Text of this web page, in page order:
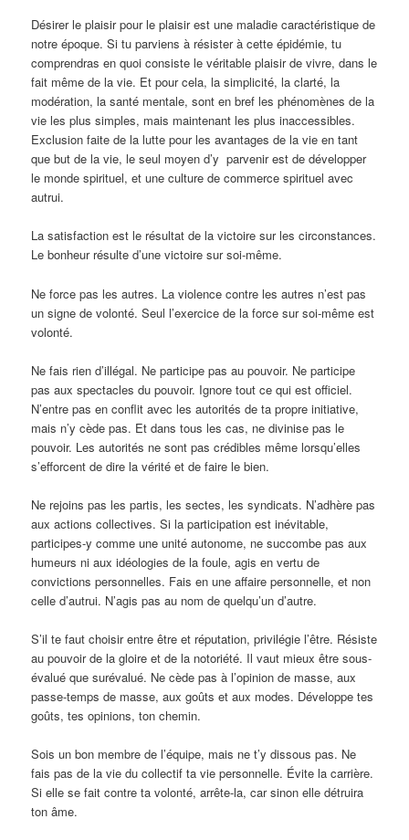
Désirer le plaisir pour le plaisir est une maladie caractéristique de
notre époque. Si tu parviens à résister à cette épidémie, tu
comprendras en quoi consiste le véritable plaisir de vivre, dans le
fait même de la vie. Et pour cela, la simplicité, la clarté, la
modération, la santé mentale, sont en bref les phénomènes de la
vie les plus simples, mais maintenant les plus inaccessibles.
Exclusion faite de la lutte pour les avantages de la vie en tant
que but de la vie, le seul moyen d’y parvenir est de développer
le monde spirituel, et une culture de commerce spirituel avec
autrui.
La satisfaction est le résultat de la victoire sur les circonstances.
Le bonheur résulte d’une victoire sur soi-même.
Ne force pas les autres. La violence contre les autres n’est pas
un signe de volonté. Seul l’exercice de la force sur soi-même est
volonté.
Ne fais rien d’illégal. Ne participe pas au pouvoir. Ne participe
pas aux spectacles du pouvoir. Ignore tout ce qui est officiel.
N’entre pas en conflit avec les autorités de ta propre initiative,
mais n’y cède pas. Et dans tous les cas, ne divinise pas le
pouvoir. Les autorités ne sont pas crédibles même lorsqu’elles
s’efforcent de dire la vérité et de faire le bien.
Ne rejoins pas les partis, les sectes, les syndicats. N’adhère pas
aux actions collectives. Si la participation est inévitable,
participes-y comme une unité autonome, ne succombe pas aux
humeurs ni aux idéologies de la foule, agis en vertu de
convictions personnelles. Fais en une affaire personnelle, et non
celle d’autrui. N’agis pas au nom de quelqu’un d’autre.
S’il te faut choisir entre être et réputation, privilégie l’être. Résiste
au pouvoir de la gloire et de la notoriété. Il vaut mieux être sous-
évalué que surévalué. Ne cède pas à l’opinion de masse, aux
passe-temps de masse, aux goûts et aux modes. Développe tes
goûts, tes opinions, ton chemin.
Sois un bon membre de l’équipe, mais ne t’y dissous pas. Ne
fais pas de la vie du collectif ta vie personnelle. Évite la carrière.
Si elle se fait contre ta volonté, arrête-la, car sinon elle détruira
ton âme.